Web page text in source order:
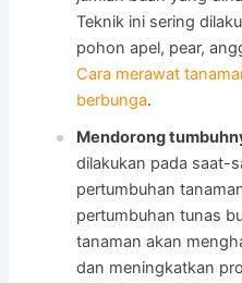
Teknik ini sering
pohon apel, pear,
Cara merawat
berbunga.
Mendorong
dilakukan pada saat-
pertumbuhan
pertumbuhan tunas
tanaman akan
dan meningkatkan